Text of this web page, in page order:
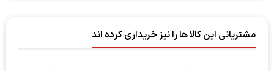
مشتریانی این کالا ها را نیز خریداری کرده اند